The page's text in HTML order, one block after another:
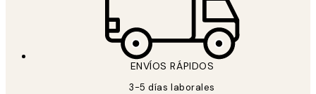
ENVÍOS RÁPIDOS
3-5 días laborales